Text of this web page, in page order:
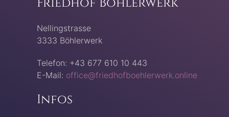
Nellingstrasse
3333 Böhlerwerk
Telefon: +43 677 610 10 443
E-Mail: office@friedhofboehlerwerk.online
Infos